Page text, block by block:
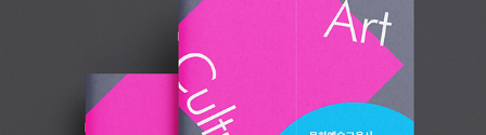
한국문화예술교육진흥원 문화예술교육사
2023